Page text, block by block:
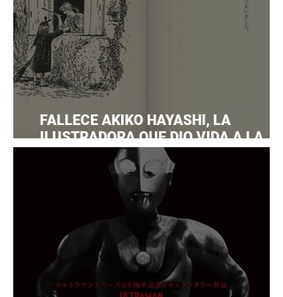
FALLECE AKIKO HAYASHI, LA
ILUSTRADORA QUE DIO VIDA A LA
NOVELA ORIGINAL DE KIKI'S DELIVERY